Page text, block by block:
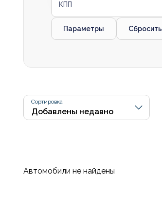
КПП
Параметры Сбросить
Сортировка
Автомобили не найдены